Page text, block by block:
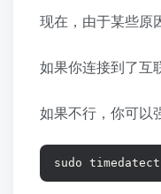
现在，由于某些原
如果你连接到了互
如果不行，你可以
sudo